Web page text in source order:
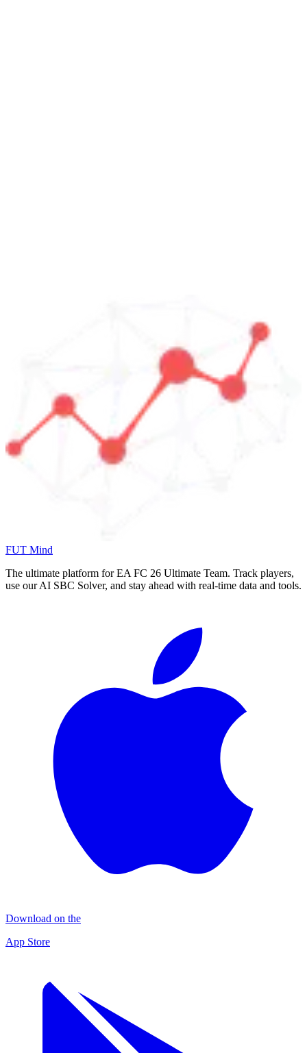
FUT Mind
The ultimate platform for EA FC 26 Ultimate Team. Track players,
use our AI SBC Solver, and stay ahead with real-time data and tools.
Download on the
App Store